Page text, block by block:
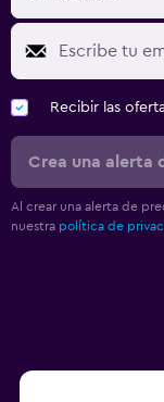
Recibir las
Crea una alerta
Al crear una alerta de
nuestra política de